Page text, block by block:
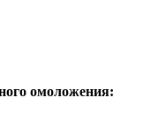
омоложения: